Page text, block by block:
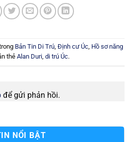
Bản Tin Di Trú, Định cư Úc, Hồ sơ năng
thẻ Alan Duri, di trú Úc.
để gửi phản hồi.
NỔI BẬT